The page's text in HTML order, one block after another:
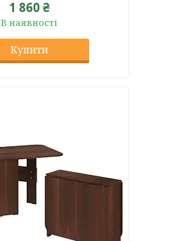
1 860 ₴
В наявності
Купити